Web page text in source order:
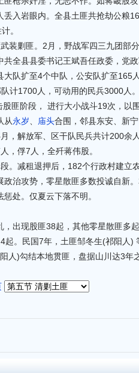
丢入岩眼内。全县土匪共抢劫公粮
。
装剿匪。2月，野战军四三九团部
共全县县委书记王斌吾任政委，党
大队扩至4个中队，公安队扩至165
计1700人，可动用的民兵3000人
匪阶段， 进行大小战斗19次，以
从永岁 庙头合围，邻县东安、新
，解放军、区干队民兵共计200余
，俘7人，全歼蒋伟股。
。减租退押后，182个行政村建立
政治攻势，零星散匪多数投诚自新
处。仅夏云下落不明。
，出现股匪38起，其他零星散匪多
起。民国7年，土匪邹冬生(祁阳人)
人)勾结本地贯匪，盘据山川达3年